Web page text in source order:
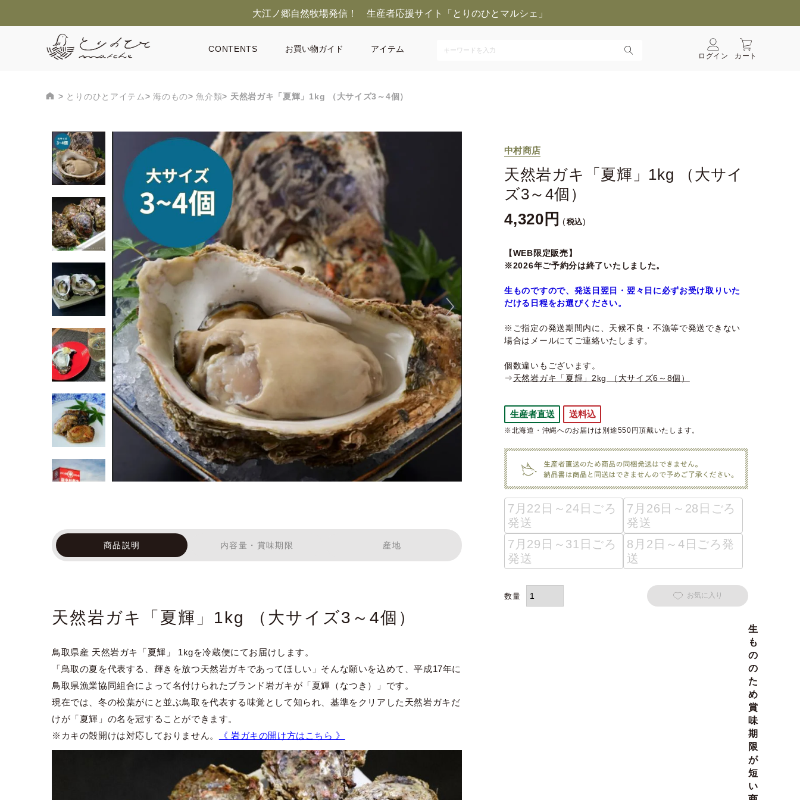
大江ノ郷自然牧場発信！ 生産者応援サイト「とりのひとマルシェ」
CONTENTS お買い物ガイド アイテム
ログイン カート
とりのひとアイテム 海のもの 魚介類 天然岩ガキ「夏輝」1kg （大サイズ3～4個）
中村商店
天然岩ガキ「夏輝」1kg （大サイ
ズ3～4個）
4,320
税込
【WEB限定販売】
※2026年ご予約分は終了いたしました。
生ものですので、発送日翌日・翌々日に必ずお受け取りいた
だける日程をお選びください。
※ご指定の発送期間内に、天候不良・不漁等で発送できない
場合はメールにてご連絡いたします。
個数違いもございます。
⇒天然岩ガキ「夏輝」2kg （大サイズ6～8個）
生産者直送 送料込
※北海道・沖縄へのお届けは別途550円頂戴いたします。
7月22日～24日ごろ
発送
7月26日～28日ごろ
発送
7月29日～31日ごろ
発送
8月2日～4日ごろ発
送
お気に入り
生
も
の
の
た
め
賞
味
期
限
が
短
い
商品説明 内容量・賞味期限 産地
天然岩ガキ「夏輝」1kg （大サイズ3～4個）
鳥取県産 天然岩ガキ「夏輝」 1kgを冷蔵便にてお届けします。
「鳥取の夏を代表する、輝きを放つ天然岩ガキであってほしい」そんな願いを込めて、平成17年に
鳥取県漁業協同組合によって名付けられたブランド岩ガキが「夏輝（なつき）」です。
現在では、冬の松葉がにと並ぶ鳥取を代表する味覚として知られ、基準をクリアした天然岩ガキだ
けが「夏輝」の名を冠することができます。
※カキの殻開けは対応しておりません。
《 岩ガキの開け方はこちら 》